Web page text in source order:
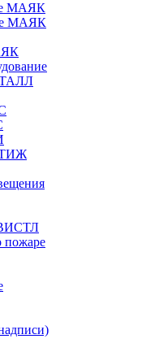
МАЯК
МАЯК
ВИСТЛ
пожаре